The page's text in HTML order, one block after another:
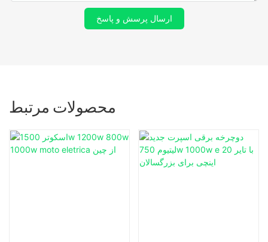
ارسال پرسش و پاسخ
محصولات مرتبط